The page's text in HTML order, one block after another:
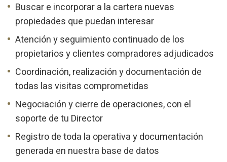
Buscar e incorporar a la cartera nuevas
propiedades que puedan interesar
Atención y seguimiento continuado de los
propietarios y clientes compradores adjudicados
Coordinación, realización y documentación de
todas las visitas comprometidas
Negociación y cierre de operaciones, con el
soporte de tu Director
Registro de toda la operativa y documentación
generada en nuestra base de datos
Marketing et Publicité
les préférences et les choix personnels de l'utilisateur
grâce à l'observation continue de ses habitudes de
navigation. Grâce à eux, nous pouvons connaître les
publicités liées au profil de navigation de l'utilisateur.